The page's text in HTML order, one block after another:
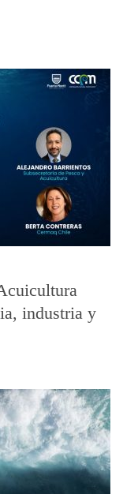
industria y